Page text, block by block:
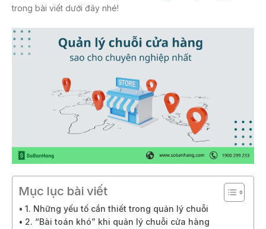
trong bài viết dưới đây nhé!
Mục lục bài viết
1. Những yếu tố cần thiết trong quản lý chuỗi
2. “Bài toán khó” khi quản lý chuỗi cửa hàng